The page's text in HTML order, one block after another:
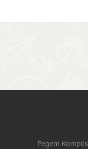
Pegem Kampüs